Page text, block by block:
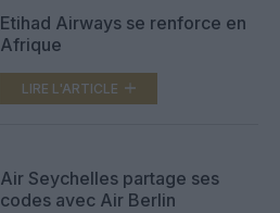
Etihad Airways se renforce en
Afrique
LIRE L'ARTICLE
Air Seychelles partage ses
codes avec Air Berlin